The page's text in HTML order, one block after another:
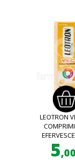
LEOTRON
5